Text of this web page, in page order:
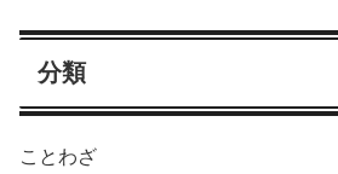
分類
ことわざ